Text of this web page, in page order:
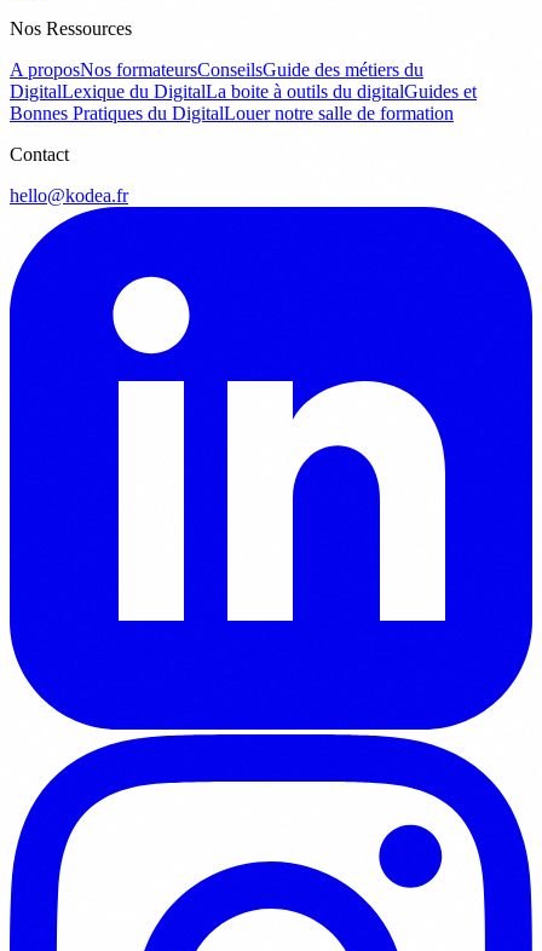
Nos Ressources
A proposNos formateursConseilsGuide des métiers du
DigitalLexique du DigitalLa boite à outils du digitalGuides et
Bonnes Pratiques du DigitalLouer notre salle de formation
Contact
hello@kodea.fr